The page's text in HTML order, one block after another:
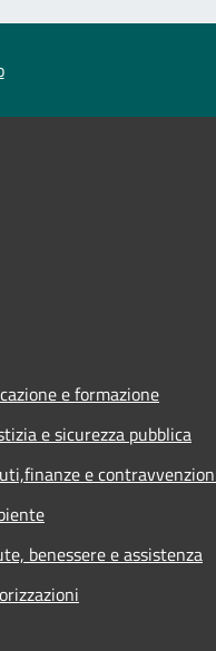
e formazione
e sicurezza pubblica
e
benessere e assistenza